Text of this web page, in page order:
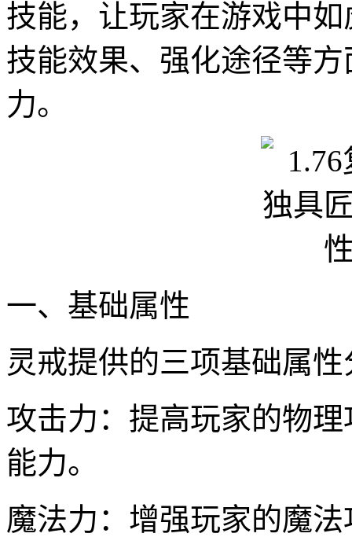
技能，让玩家在游戏中
技能效果、强化途径等
力。
一、基础属性
灵戒提供的三项基础属
攻击力：提高玩家的物
能力。
魔法力：增强玩家的魔